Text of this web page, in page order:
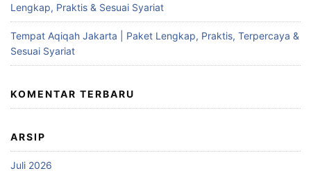
Lengkap, Praktis & Sesuai Syariat
Tempat Aqiqah Jakarta | Paket Lengkap, Praktis, Terpercaya &
Sesuai Syariat
KOMENTAR TERBARU
ARSIP
Juli 2026